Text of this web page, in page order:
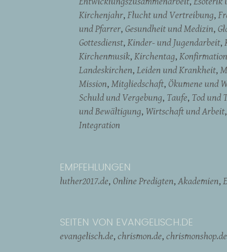
Kirchenjahr Flucht und Vertreibung
und Pfarrer Gesundheit und Medizin
Gottesdienst Kinder- und Jugendarbeit
Kirchenmusik Kirchentag Konfirmation
Landeskirchen Leiden und Krankheit
Mission Mitgliedschaft Ökumene und
Schuld und Vergebung Taufe Tod und
und Bewältigung Wirtschaft und Arbeit
Integration
EMPFEHLUNGEN
luther2017.de Online Predigten Akademien
SEITEN VON EVANGELISCH.DE
evangelisch.de chrismon.de chrismonshop.de